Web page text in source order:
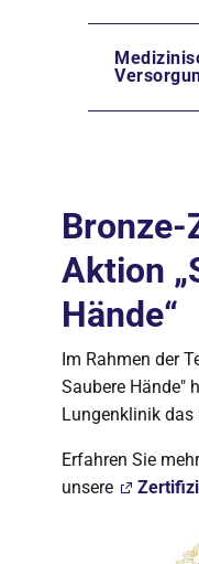
Aktion
Hände“
Im Rahmen der
Saubere Hände"
Lungenklinik das
Erfahren Sie
unsere